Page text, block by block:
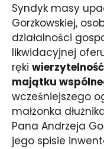
Syndyk masy
Gorzkowskiej,
działalności
likwidacyjnej
ręki
majątku
wcześniejszego
małżonka
Pana Andrzeja
jego spisie